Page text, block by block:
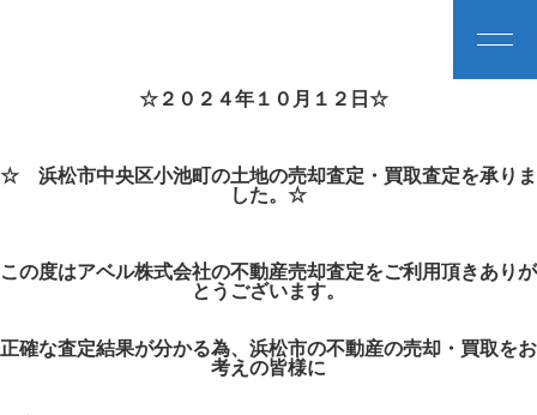
☆２０２４年１０月１２日☆
☆ 浜松市中央区小池町の土地の売却査定・買取査定を承りま
した。☆
この度はアベル株式会社の不動産売却査定をご利用頂きありが
とうございます。
正確な査定結果が分かる為、浜松市の不動産の売却・買取をお
考えの皆様に